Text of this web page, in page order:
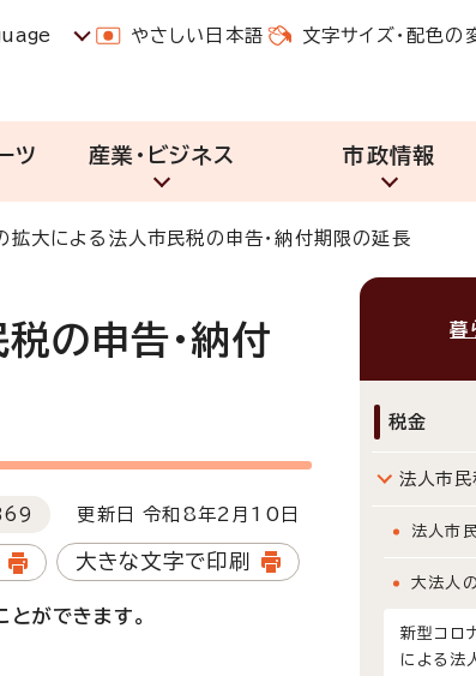
やさしい日本語 文字サイズ・配色の
ツ 産業・ビジネス 市政情報
拡大による法人市民税の申告・納付期限の延長
の申告・納付
更新日 令和8年2月10日
大きな文字で印刷
ができます。
暮
税金
法人市民
法人市
大法人
新型コロ
による法